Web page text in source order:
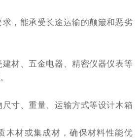
，能承受长途运输的颠簸和恶劣
材、五金电器、精密仪器仪表等
寸、重量、运输方式等设计木箱
木材或集成材，确保材料性能优